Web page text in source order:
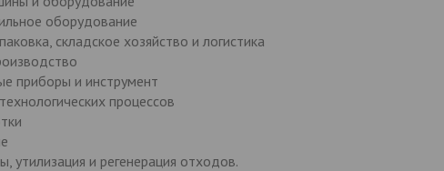
оборудование
складское хозяйство и логистика
приборы и инструмент
процессов
утилизация и регенерация отходов.